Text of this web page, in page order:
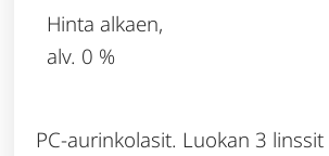
Hinta alkaen,
alv. 0 %
PC-aurinkolasit. Luokan 3